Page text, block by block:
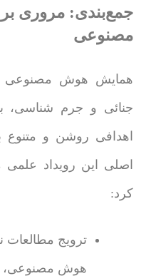
جمع‌بندی: مروری
مصنوعی
همایش هوش مصنوعی
جنائی و جرم شناسی،
اهدافی روشن و متنوع
اصلی این رویداد علمی
کرد:
ترویج مطالعات
هوش مصنوعی،